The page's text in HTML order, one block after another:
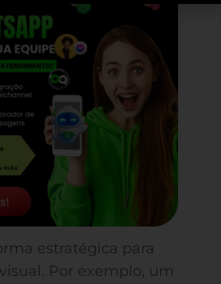
estratégica para
Por exemplo, um